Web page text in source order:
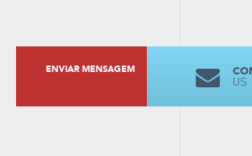
ENVIAR MENSAGEM
US